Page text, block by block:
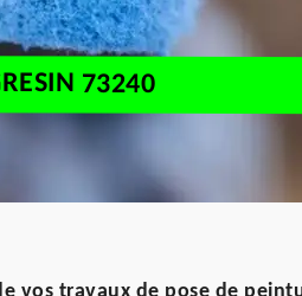
73240